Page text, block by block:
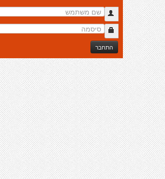
התחבר